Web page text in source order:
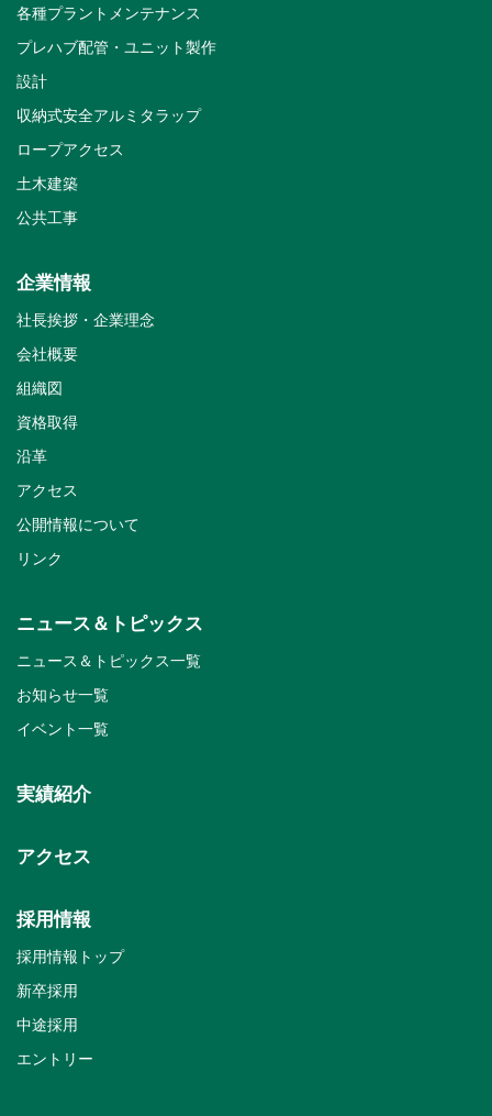
各種プラントメンテナンス
プレハブ配管・ユニット製作
設計
収納式安全アルミタラップ
ロープアクセス
土木建築
公共工事
企業情報
社長挨拶・企業理念
会社概要
組織図
資格取得
沿革
アクセス
公開情報について
リンク
ニュース＆トピックス
ニュース＆トピックス一覧
お知らせ一覧
イベント一覧
実績紹介
アクセス
採用情報
採用情報トップ
新卒採用
中途採用
エントリー